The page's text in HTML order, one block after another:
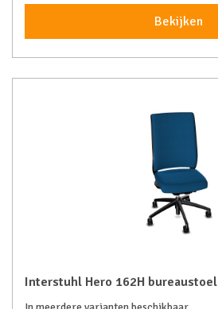
Bekijken
Interstuhl Hero 162H bureaustoel